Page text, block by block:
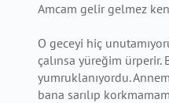
Amcam gelir gelmez
O geceyi hiç
çalınsa yüreğim ürperir.
yumruklanıyordu.
bana sarılıp